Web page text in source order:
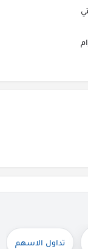
تداول الاسهم